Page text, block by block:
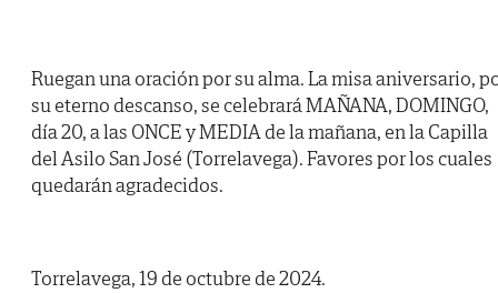
Ruegan una oración por su alma. La misa aniversario,
su eterno descanso, se celebrará MAÑANA, DOMINGO,
día 20, a las ONCE y MEDIA de la mañana, en la Capilla
del Asilo San José (Torrelavega). Favores por los cuales
quedarán agradecidos.
Torrelavega, 19 de octubre de 2024.